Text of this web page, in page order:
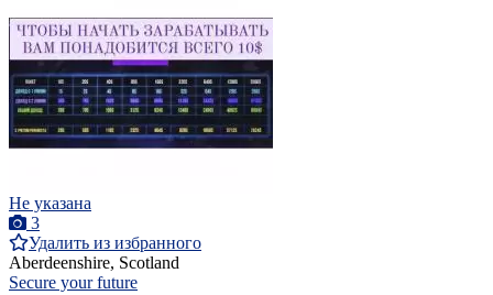
Не указана
3
Удалить из избранного
Aberdeenshire, Scotland
Secure your future